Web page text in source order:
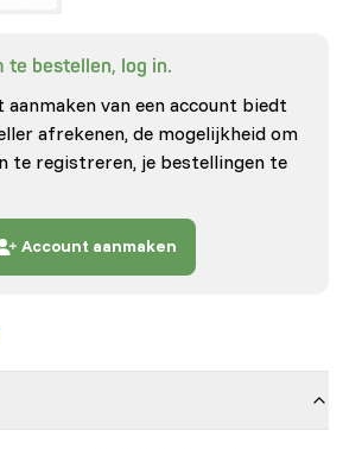
te bestellen, log in.
aanmaken van een account biedt
afrekenen, de mogelijkheid om
te registreren, je bestellingen te
Account aanmaken